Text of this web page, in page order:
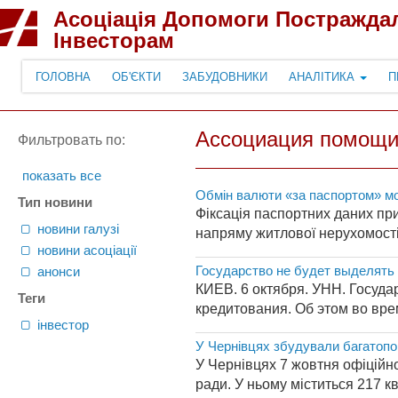
Асоціація Допомоги
Інвесторам
ГОЛОВНА ОБ'ЄКТИ ЗАБУДОВНИКИ АНАЛІТИКА
Фильтровать по:
показать все
Тип новини
новини галузі
новини асоціації
анонси
Теги
інвестор
Ассоциация
Обмін валюти «за паспортом»
Фіксація паспортних даних
напряму житлової
Государство не будет
КИЕВ. 6 октября. УНН.
кредитования. Об этом во
У Чернівцях збудували
У Чернівцях 7 жовтня
ради. У ньому міститься 217